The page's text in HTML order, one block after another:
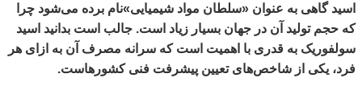
اسید گاهی به عنوان «سلطان مواد شیمیایی»نام برده می‌شود چرا
که حجم تولید آن در جهان بسیار زیاد است. جالب است بدانید اسید
سولفوریک به قدری با اهمیت است که سرانه مصرف آن به ازای هر
فرد، یکی از شاخص‌های تعیین پیشرفت فنی کشورهاست.